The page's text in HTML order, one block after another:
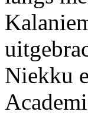
Niekku